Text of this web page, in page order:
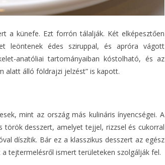
a künefe. Ezt forrón tálalják. Két elképesztően
leöntenek édes sziruppal, és apróra vágott
anatóliai tartományaiban kóstolható, és az
alatt álló földrajzi jelzést” is kapott.
mint az ország más kulináris ínyencségei. A
török desszert, amelyet tejjel, rizzsel és cukorral
díszítik. Bár ez a klasszikus desszert az egész
tejtermelésről ismert területeken szolgálják fel.